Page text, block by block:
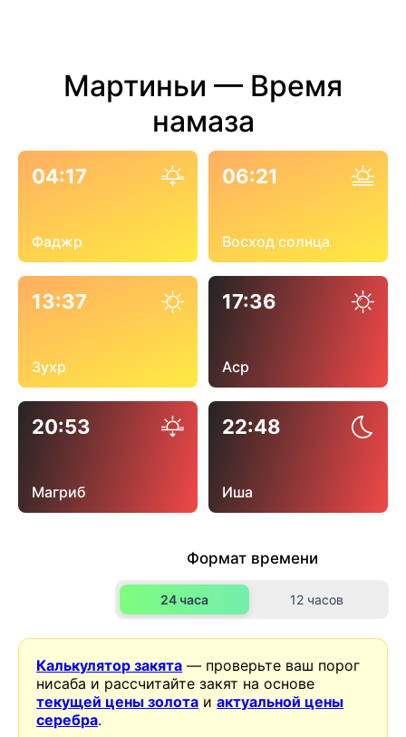
Мартиньи — Время
намаза
04:17
Фаджр
06:21
Восход солнца
13:37
Зухр
17:36
Аср
20:53
Магриб
22:48
Иша
Формат времени
24 часа 12 часов
Калькулятор закята — проверьте ваш порог
нисаба и рассчитайте закят на основе
текущей цены золота иактуальной цены
серебра.